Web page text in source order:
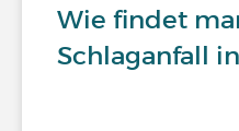
Wie findet
Schlaganfall